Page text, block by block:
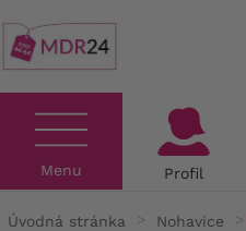
Menu Profil
Úvodná stránka Nohavice